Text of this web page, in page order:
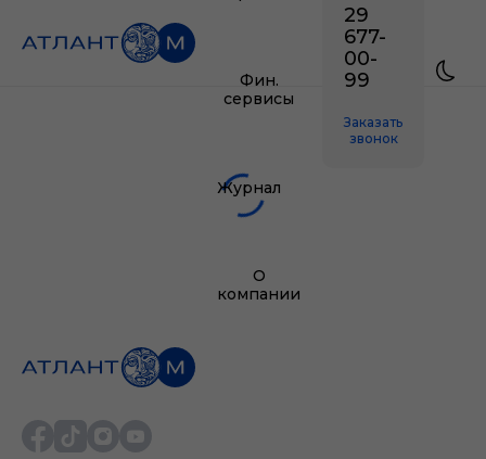
Фин.
сервисы
Журнал
О
компании
29
677-
00-
99
Заказать
звонок